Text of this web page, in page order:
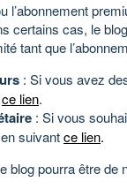
l’abonnement
certains cas, le
tant que
: Si vous avez
ce lien.
: Si vous
suivantce lien.
blog pourra être